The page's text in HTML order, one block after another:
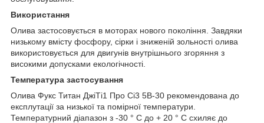
Використання
Олива застосовується в моторах нового покоління. Завдяки
низькому вмісту фосфору, сірки і зниженій зольності олива
використовується для двигунів внутрішнього згоряння з
високими допусками екологічності.
Температура застосування
Олива Фукс Титан ДжіТі1 Про Сі3 5В-30 рекомендована до
експлутації за низької та помірної температури.
Температурний діапазон з -30 ° C до + 20 ° C схиляє до